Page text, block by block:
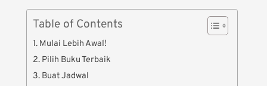
Table of Contents
1. Mulai Lebih Awal!
2. Pilih Buku Terbaik
3. Buat Jadwal